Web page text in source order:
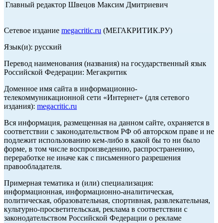
Главный редактор Швецов Максим Дмитриевич
Сетевое издание megacritic.ru (МЕГАКРИТИК.РУ)
Язык(и): русский
Перевод наименования (названия) на государственный язык
Российской Федерации: Мегакритик
Доменное имя сайта в информационно-
телекоммуникационной сети «Интернет» (для сетевого
издания): megacritic.ru
Вся информация, размещенная на данном сайте, охраняется в
соответствии с законодательством РФ об авторском праве и не
подлежит использованию кем-либо в какой бы то ни было
форме, в том числе воспроизведению, распространению,
переработке не иначе как с письменного разрешения
правообладателя.
Примерная тематика и (или) специализация:
информационная, информационно-аналитическая,
политическая, образовательная, спортивная, развлекательная,
культурно-просветительская, реклама в соответствии с
законодательством Российской Федерации о рекламе